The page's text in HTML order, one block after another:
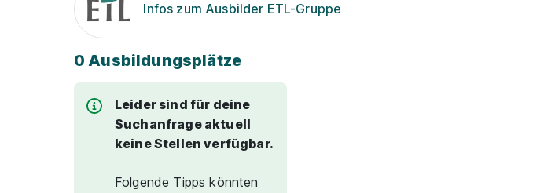
Infos zum Ausbilder ETL-Gruppe
0 Ausbildungsplätze
Leider sind für deine
Suchanfrage aktuell
keine Stellen verfügbar.
Folgende Tipps könnten